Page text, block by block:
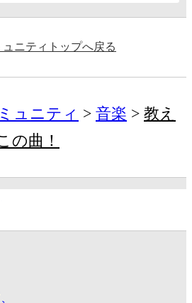
ュニティトップへ戻る
ュニティ 音楽
教え
の曲！